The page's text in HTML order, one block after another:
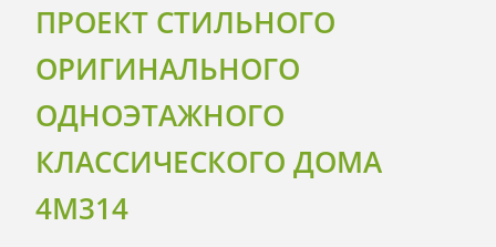
ПРОЕКТ СТИЛЬНОГО
ОРИГИНАЛЬНОГО
ОДНОЭТАЖНОГО
КЛАССИЧЕСКОГО ДОМА
4M314